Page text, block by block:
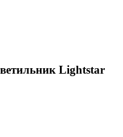
Lightstar